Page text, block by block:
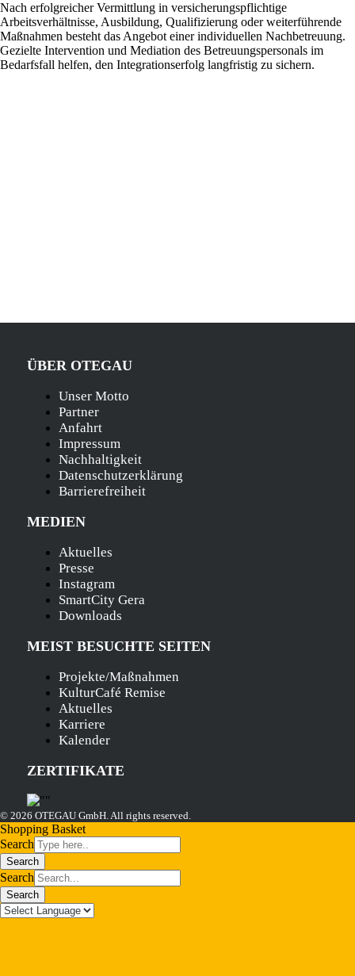
Nach erfolgreicher Vermittlung in versicherungspflichtige
Arbeitsverhältnisse, Ausbildung, Qualifizierung oder weiterführende
Maßnahmen besteht das Angebot einer individuellen Nachbetreuung.
Gezielte Intervention und Mediation des Betreuungspersonals im
Bedarfsfall helfen, den Integrationserfolg langfristig zu sichern.
ÜBER OTEGAU
Unser Motto
Partner
Anfahrt
Impressum
Nachhaltigkeit
Datenschutzerklärung
Barrierefreiheit
MEDIEN
Aktuelles
Presse
Instagram
SmartCity Gera
Downloads
MEIST BESUCHTE SEITEN
Projekte/Maßnahmen
KulturCafé Remise
Aktuelles
Karriere
Kalender
ZERTIFIKATE
© 2026 OTEGAU GmbH. All rights reserved.
Shopping Basket
Search
Search